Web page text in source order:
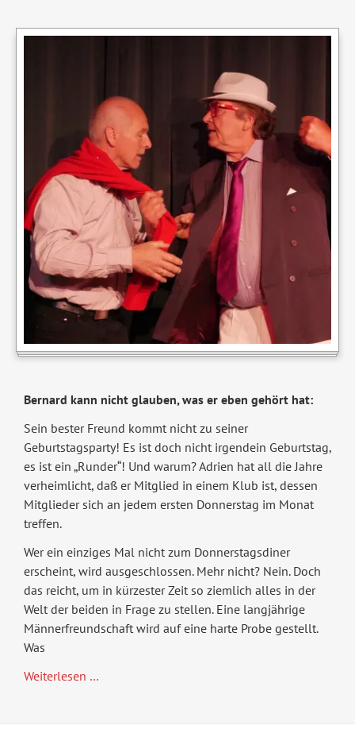
Bernard kann nicht glauben, was er eben gehört hat:
Sein bester Freund kommt nicht zu seiner
Geburtstagsparty! Es ist doch nicht irgendein Geburtstag,
es ist ein „Runder“! Und warum? Adrien hat all die Jahre
verheimlicht, daß er Mitglied in einem Klub ist, dessen
Mitglieder sich an jedem ersten Donnerstag im Monat
treffen.
Wer ein einziges Mal nicht zum Donnerstagsdiner
erscheint, wird ausgeschlossen. Mehr nicht? Nein. Doch
das reicht, um in kürzester Zeit so ziemlich alles in der
Welt der beiden in Frage zu stellen. Eine langjährige
Männerfreundschaft wird auf eine harte Probe gestellt.
Was
Weiterlesen …